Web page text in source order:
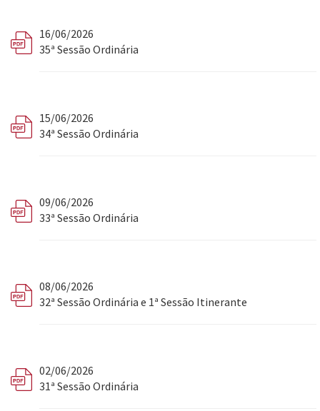
16/06/2026
35ª Sessão Ordinária
15/06/2026
34ª Sessão Ordinária
09/06/2026
33ª Sessão Ordinária
08/06/2026
32ª Sessão Ordinária e 1ª Sessão Itinerante
02/06/2026
31ª Sessão Ordinária